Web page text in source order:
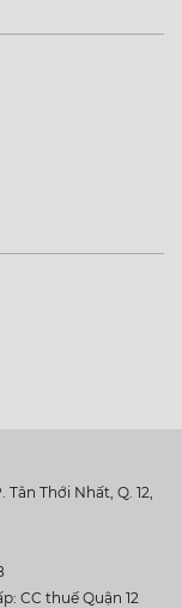
Tân Thới Nhất, Q. 12,
CC thuế Quận 12